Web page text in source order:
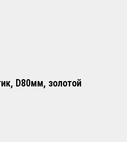
D80мм, золотой